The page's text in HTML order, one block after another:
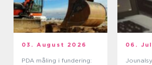
03. August 2026
PDA måling i fundering:
06.